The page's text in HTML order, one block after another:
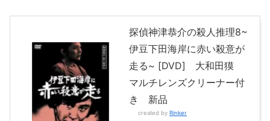
探偵神津恭介の殺人推理8~
伊豆下田海岸に赤い殺意が
走る~ [DVD] 大和田獏
マルチレンズクリーナー付
き 新品
created by Rinker